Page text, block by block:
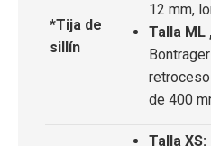
*Tija de
sillín
12 mm,
Talla ML
de 400
Talla XS: